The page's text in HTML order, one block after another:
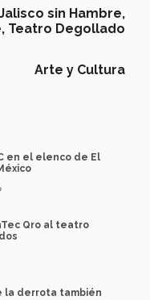
sin Hambre,
Teatro Degollado
Arte y Cultura
en el elenco de El
Qro al teatro
la derrota también